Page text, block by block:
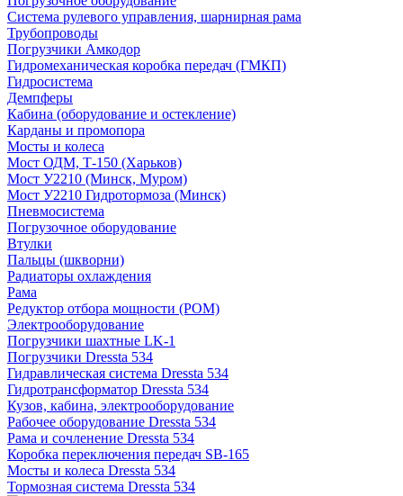
Система рулевого управления, шарнирная рама
Трубопроводы
Погрузчики Амкодор
Гидромеханическая коробка передач (ГМКП)
Гидросистема
Демпферы
Кабина (оборудование и остекление)
Карданы и промопора
Мосты и колеса
Мост ОДМ, Т-150 (Харьков)
Мост У2210 (Минск, Муром)
Мост У2210 Гидротормоза (Минск)
Пневмосистема
Погрузочное оборудование
Втулки
Пальцы (шкворни)
Радиаторы охлаждения
Рама
Редуктор отбора мощности (РОМ)
Электрооборудование
Погрузчики шахтные LK-1
Погрузчики Dressta 534
Гидравлическая система Dressta 534
Гидротрансформатор Dressta 534
Кузов, кабина, электрооборудование
Рабочее оборудование Dressta 534
Рама и сочленение Dressta 534
Коробка переключения передач SB-165
Мосты и колеса Dressta 534
Тормозная система Dressta 534